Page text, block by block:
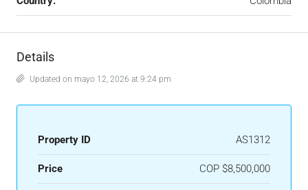
Details
Updated on mayo 12, 2026 at 9:24 pm
Property ID AS1312
Price COP $8,500,000